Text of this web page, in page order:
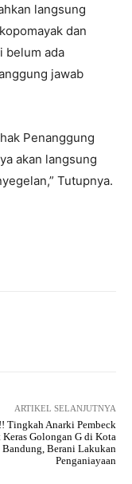
langsung
dan
belum ada
jawab
Penanggung
akan langsung
Tutupnya.
ARTIKEL SELANJUTNYA
Tingkah Anarki Pembeck
Keras Golongan G di Kota
Bandung, Berani Lakukan
Penganiayaan